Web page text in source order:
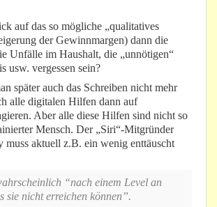
auf das so mögliche „qualitatives
der Gewinnmargen) dann die
Unfälle im Haushalt, die „unnötigen“
usw. vergessen sein?
später auch das Schreiben nicht mehr
alle digitalen Hilfen dann auf
Aber alle diese Hilfen sind nicht so
Mensch. Der „Siri“-Mitgründer
muss aktuell z.B. ein wenig enttäuscht
“nach einem Level an
sie nicht erreichen können”.